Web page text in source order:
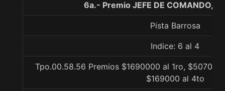
6a.- Premio JEFE DE COMANDO,
Pista Barrosa
Indice: 6 al 4
Tpo.00.58.56 Premios $1690000 al 1ro,
$169000 al 4to